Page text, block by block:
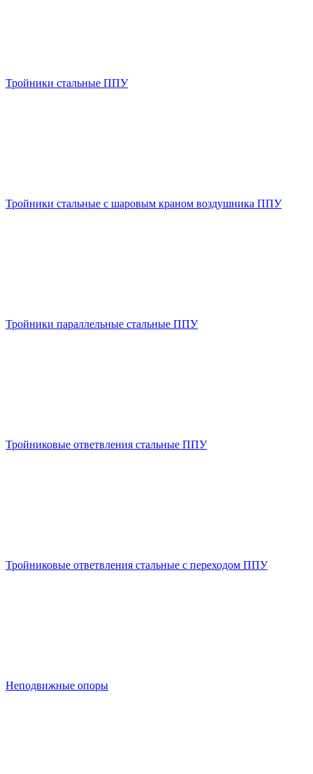
Тройники стальные ППУ
Тройники стальные с шаровым краном воздушника ППУ
Тройники параллельные стальные ППУ
Тройниковые ответвления стальные ППУ
Тройниковые ответвления стальные с переходом ППУ
Неподвижные опоры